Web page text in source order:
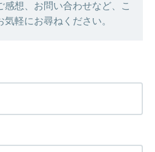
想、お問い合わせなど、こ
軽にお尋ねください。